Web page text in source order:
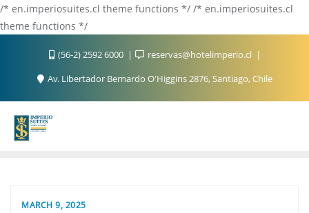
/* en.imperiosuites.cl theme functions */ /* en.imperiosuites.cl
theme functions */
(56-2) 2592 6000
reservas@hotelimperio.cl
Av. Libertador Bernardo O'Higgins 2876, Santiago, Chile
MARCH 9, 2025